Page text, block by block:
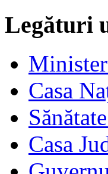
Legături
Casa
Casa